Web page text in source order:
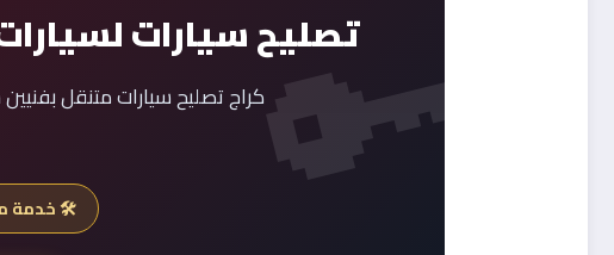
تصليح سيارات
كراج تصليح سيارات متنقل
🛠️ خدمة